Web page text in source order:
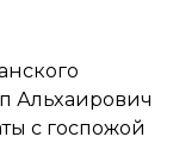
Альхаирович
с госпожой